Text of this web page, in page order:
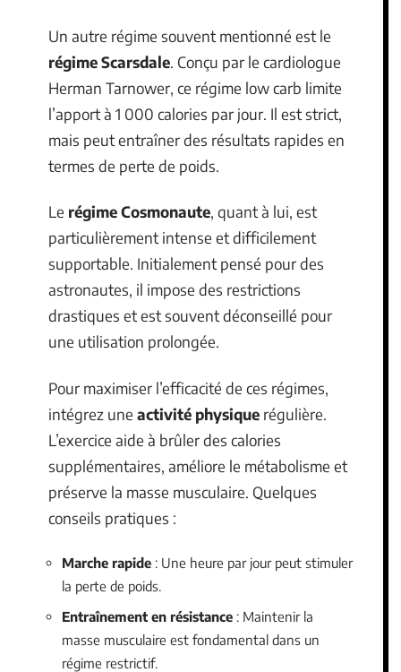
Un autre régime souvent mentionné est le
régime Scarsdale. Conçu par le cardiologue
Herman Tarnower, ce régime low carb limite
l’apport à 1 000 calories par jour. Il est strict,
mais peut entraîner des résultats rapides en
termes de perte de poids.
Le régime Cosmonaute, quant à lui, est
particulièrement intense et difficilement
supportable. Initialement pensé pour des
astronautes, il impose des restrictions
drastiques et est souvent déconseillé pour
une utilisation prolongée.
Pour maximiser l’efficacité de ces régimes,
intégrez une activité physique régulière.
L’exercice aide à brûler des calories
supplémentaires, améliore le métabolisme et
préserve la masse musculaire. Quelques
conseils pratiques :
Marche rapide : Une heure par jour peut stimuler
la perte de poids.
Entraînement en résistance : Maintenir la
masse musculaire est fondamental dans un
régime restrictif.